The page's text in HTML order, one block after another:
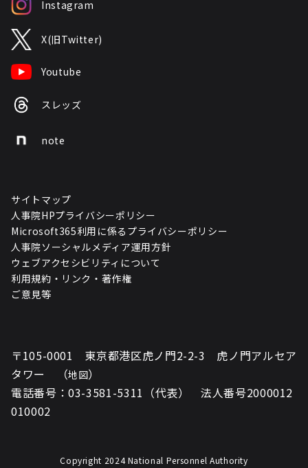
Instagram
X(旧Twitter)
Youtube
スレッズ
note
サイトマップ
人事院HPプライバシーポリシー
Microsoft365利用に係るプライバシーポリシー
人事院ソーシャルメディア運用方針
ウェブアクセシビリティについて
利用規約・リンク・著作権
ご意見等
〒105-0001 東京都港区虎ノ門2-2-3 虎ノ門アルセア
タワー （地図）
電話番号：03-3581-5311（代表） 法人番号2000012
010002
Copyright 2024 National Personnel Authority